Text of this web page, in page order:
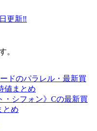
更新‼
。
ドのパラレル・最新買
値まとめ
・シフォン》Cの最新買
とめ